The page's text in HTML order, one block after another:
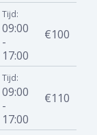
Tijd:
09:00
-
17:00
€100
Tijd:
09:00
-
17:00
€110